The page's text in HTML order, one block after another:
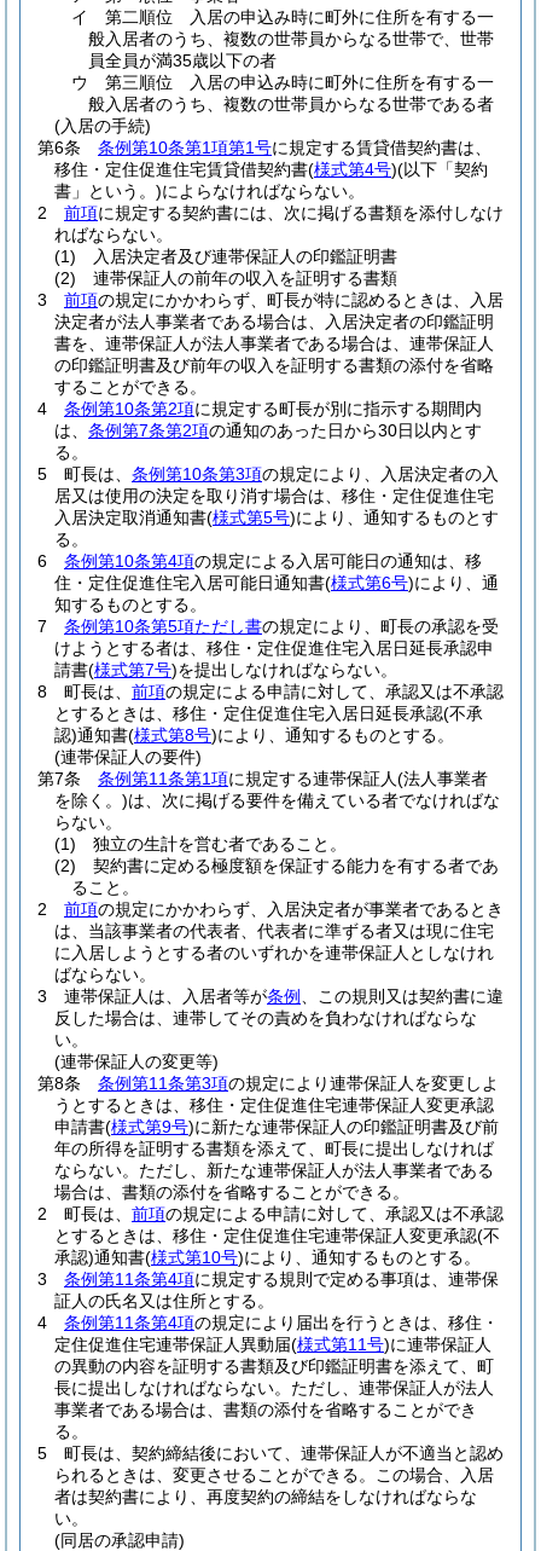
イ
第二順位 入居の申込み時に町外に住所を有する一
般入居者のうち、複数の世帯員からなる世帯で、世帯
員全員が満35歳以下の者
ウ
第三順位 入居の申込み時に町外に住所を有する一
般入居者のうち、複数の世帯員からなる世帯である者
(入居の手続)
第6条
条例第10条第1項第1号に規定する賃貸借契約書は、
移住・定住促進住宅賃貸借契約書(様式第4号)(以下「契約
書」という。)によらなければならない。
2
前項に規定する契約書には、次に掲げる書類を添付しなけ
ればならない。
(1)
入居決定者及び連帯保証人の印鑑証明書
(2)
連帯保証人の前年の収入を証明する書類
3
前項の規定にかかわらず、町長が特に認めるときは、入居
決定者が法人事業者である場合は、入居決定者の印鑑証明
書を、連帯保証人が法人事業者である場合は、連帯保証人
の印鑑証明書及び前年の収入を証明する書類の添付を省略
することができる。
4
条例第10条第2項に規定する町長が別に指示する期間内
は、 条例第7条第2項の通知のあった日から30日以内とす
る。
5
町長は、 条例第10条第3項の規定により、入居決定者の入
居又は使用の決定を取り消す場合は、移住・定住促進住宅
入居決定取消通知書(様式第5号)により、通知するものとす
る。
6
条例第10条第4項の規定による入居可能日の通知は、移
住・定住促進住宅入居可能日通知書(様式第6号)により、通
知するものとする。
7
条例第10条第5項ただし書の規定により、町長の承認を受
けようとする者は、移住・定住促進住宅入居日延長承認申
請書(様式第7号)を提出しなければならない。
8
町長は、 前項の規定による申請に対して、承認又は不承認
とするときは、移住・定住促進住宅入居日延長承認(不承
認)通知書(様式第8号)により、通知するものとする。
(連帯保証人の要件)
第7条
条例第11条第1項に規定する連帯保証人(法人事業者
を除く。)は、次に掲げる要件を備えている者でなければな
らない。
(1)
独立の生計を営む者であること。
(2)
契約書に定める極度額を保証する能力を有する者であ
ること。
2
前項の規定にかかわらず、入居決定者が事業者であるとき
は、当該事業者の代表者、代表者に準ずる者又は現に住宅
に入居しようとする者のいずれかを連帯保証人としなけれ
ばならない。
3
連帯保証人は、入居者等が条例
、この規則又は契約書に違
反した場合は、連帯してその責めを負わなければならな
い。
(連帯保証人の変更等)
第8条
条例第11条第3項の規定により連帯保証人を変更しよ
うとするときは、移住・定住促進住宅連帯保証人変更承認
申請書(様式第9号)に新たな連帯保証人の印鑑証明書及び前
年の所得を証明する書類を添えて、町長に提出しなければ
ならない。 ただし、新たな連帯保証人が法人事業者である
場合は、書類の添付を省略することができる。
2
町長は、 前項の規定による申請に対して、承認又は不承認
とするときは、移住・定住促進住宅連帯保証人変更承認(不
承認)通知書(様式第10号)により、通知するものとする。
3
条例第11条第4項に規定する規則で定める事項は、連帯保
証人の氏名又は住所とする。
4
条例第11条第4項の規定により届出を行うときは、移住・
定住促進住宅連帯保証人異動届(様式第11号)に連帯保証人
の異動の内容を証明する書類及び印鑑証明書を添えて、町
長に提出しなければならない。 ただし、連帯保証人が法人
事業者である場合は、書類の添付を省略することができ
る。
5
町長は、契約締結後において、連帯保証人が不適当と認め
られるときは、変更させることができる。
この場合、入居
者は契約書により、再度契約の締結をしなければならな
い。
(同居の承認申請)